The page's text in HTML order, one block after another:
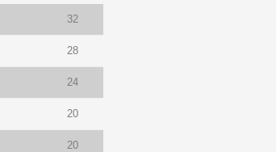
32
28
24
20
20